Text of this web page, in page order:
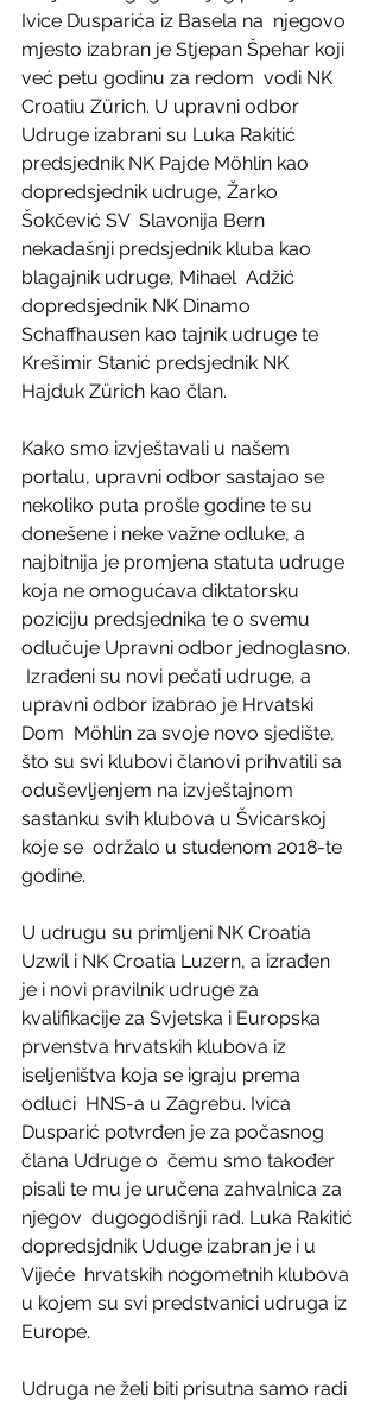
Ivice Dusparića iz Basela na  njegovo
mjesto izabran je Stjepan Špehar koji
već petu godinu za redom  vodi NK
Croatiu Zürich. U upravni odbor
Udruge izabrani su Luka Rakitić
predsjednik NK Pajde Möhlin kao
dopredsjednik udruge, Žarko
Šokčević SV  Slavonija Bern
nekadašnji predsjednik kluba kao
blagajnik udruge, Mihael  Adžić
dopredsjednik NK Dinamo
Schaffhausen kao tajnik udruge te
Krešimir Stanić predsjednik NK
Hajduk Zürich kao član.
Kako smo izvještavali u našem
portalu, upravni odbor sastajao se
nekoliko puta prošle godine te su
donešene i neke važne odluke, a
najbitnija je promjena statuta udruge
koja ne omogućava diktatorsku
poziciju predsjednika te o svemu
odlučuje Upravni odbor jednoglasno.
Izrađeni su novi pečati udruge, a
upravni odbor izabrao je Hrvatski
Dom  Möhlin za svoje novo sjedište,
što su svi klubovi članovi prihvatili sa
oduševljenjem na izvještajnom
sastanku svih klubova u Švicarskoj
koje se  održalo u studenom 2018-te
godine.
U udrugu su primljeni NK Croatia
Uzwil i NK Croatia Luzern, a izrađen
je i novi pravilnik udruge za
kvalifikacije za Svjetska i Europska
prvenstva hrvatskih klubova iz
iseljeništva koja se igraju prema
odluci  HNS-a u Zagrebu. Ivica
Dusparić potvrđen je za počasnog
člana Udruge o  čemu smo također
pisali te mu je uručena zahvalnica za
njegov  dugogodišnji rad. Luka Rakitić
dopredsjdnik Uduge izabran je i u
Vijeće  hrvatskih nogometnih klubova
u kojem su svi predstvanici udruga iz
Europe.
Udruga ne želi biti prisutna samo radi